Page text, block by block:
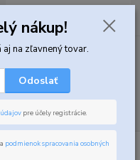
Hľadať
0,00 EUR
120kapsúl
nákup!
na zľavnený tovar.
Odoslať
pre účely registrácie.
podmienok spracovania osobných